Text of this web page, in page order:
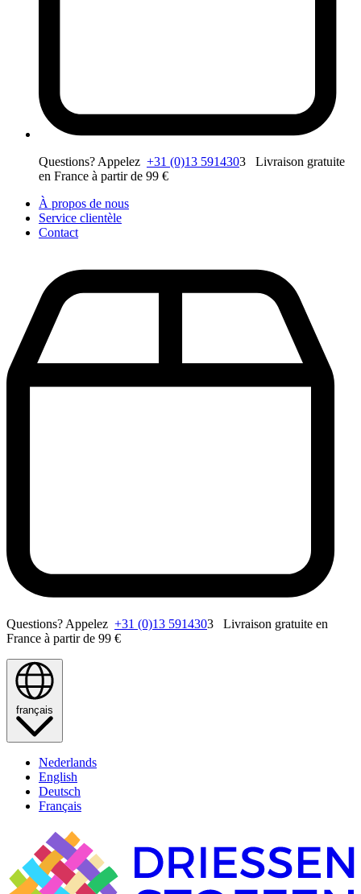
Questions? Appelez +31 (0)13 5914303 Livraison gratuite
en France à partir de 99 €
À propos de nous
Service clientèle
Contact
Questions? Appelez +31 (0)13 5914303 Livraison gratuite en
France à partir de 99 €
français
Nederlands
English
Deutsch
Français